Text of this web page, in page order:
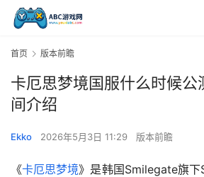
首页 版本前瞻
卡厄思梦境国服什么时候公
间介绍
Ekko 2026年5月3日 11:29 版本前瞻
《卡厄思梦境》是韩国Smilegate旗下